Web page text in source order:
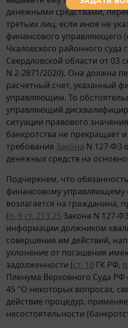
денежными средствами,
третьих лиц, если иное не
финансового управляющего
Чкаловского районного суда
Свердловской области от 03
N 2-2871/2020). Она должна
расчетный счет, указанный
управляющим. То
управляющий
ситуации правового
банкротства не прекращает
требования Закона N 127-ФЗ
денежных средств на
Подчеркнем, что
финансовому управляющему
возлагается на гражданина,
(п. 9 ст. 213.25 Закона N 127-
информации должником
совершение им действий,
уклонение от погашения
задолженности (ст. 10 ГК РФ,
Пленума Верховного Суда РФ
45 "О некоторых вопросах,
действие процедур,
несостоятельности